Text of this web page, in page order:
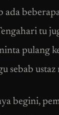
ada
tu
pulang
sebab
begini,